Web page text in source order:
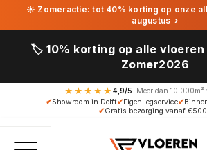
☀ Zomeractie: tot 40% korting op onze
augustus ›
🏷️ 10% korting op alle vloeren
Zomer2026
★★★★★ 4,9/5· Meer dan 10.000m²
✔Showroom in Delft✔Eigen legservice✔
✔Gratis bezorging vanaf